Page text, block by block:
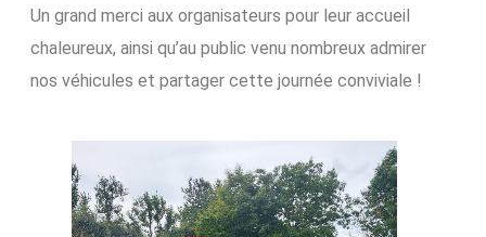
Un grand merci aux organisateurs pour leur accueil
chaleureux, ainsi qu’au public venu nombreux admirer
nos véhicules et partager cette journée conviviale !